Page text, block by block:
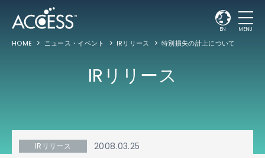
EN MENU
HOME ニュース・イベント IRリリース 特別損失の計上について
IRリリース
IRリリース 2008.03.25